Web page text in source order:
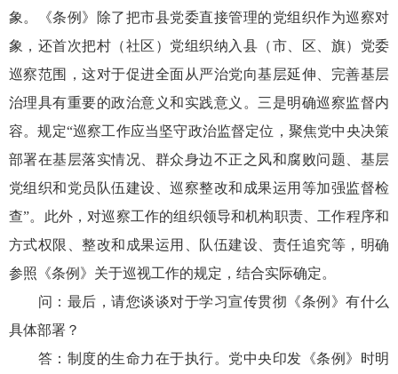
象。《条例》除了把市县党委直接管理的党组织作为巡察对
象，还首次把村（社区）党组织纳入县（市、区、旗）党委
巡察范围，这对于促进全面从严治党向基层延伸、完善基层
治理具有重要的政治意义和实践意义。三是明确巡察监督内
容。规定“巡察工作应当坚守政治监督定位，聚焦党中央决策
部署在基层落实情况、群众身边不正之风和腐败问题、基层
党组织和党员队伍建设、巡察整改和成果运用等加强监督检
查”。此外，对巡察工作的组织领导和机构职责、工作程序和
方式权限、整改和成果运用、队伍建设、责任追究等，明确
参照《条例》关于巡视工作的规定，结合实际确定。
问：最后，请您谈谈对于学习宣传贯彻《条例》有什么
具体部署？
答：制度的生命力在于执行。党中央印发《条例》时明